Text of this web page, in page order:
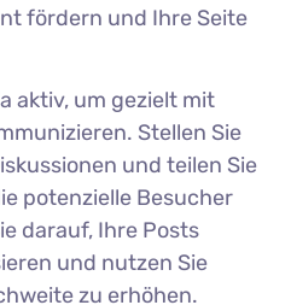
fördern und Ihre Seite
aktiv, um gezielt mit
Stellen Sie
und teilen Sie
potenzielle Besucher
darauf, Ihre Posts
und nutzen Sie
zu erhöhen.